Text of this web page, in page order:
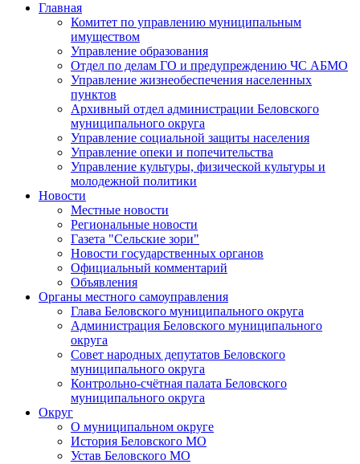
Главная
Комитет по управлению муниципальным
имуществом
Управление образования
Отдел по делам ГО и предупреждению ЧС АБМО
Управление жизнеобеспечения населенных
пунктов
Архивный отдел администрации Беловского
муниципального округа
Управление социальной защиты населения
Управление опеки и попечительства
Управление культуры, физической культуры и
молодежной политики
Новости
Местные новости
Региональные новости
Газета "Сельские зори"
Новости государственных органов
Официальный комментарий
Объявления
Органы местного самоуправления
Глава Беловского муниципального округа
Администрация Беловского муниципального
округа
Совет народных депутатов Беловского
муниципального округа
Контрольно-счётная палата Беловского
муниципального округа
Округ
О муниципальном округе
История Беловского МО
Устав Беловского МО